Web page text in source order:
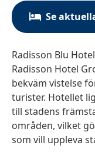
Se
Radisson Blu
Radisson Hotel
bekväm vistelse
turister. Hotellet
till stadens
områden, vilket
som vill uppleva